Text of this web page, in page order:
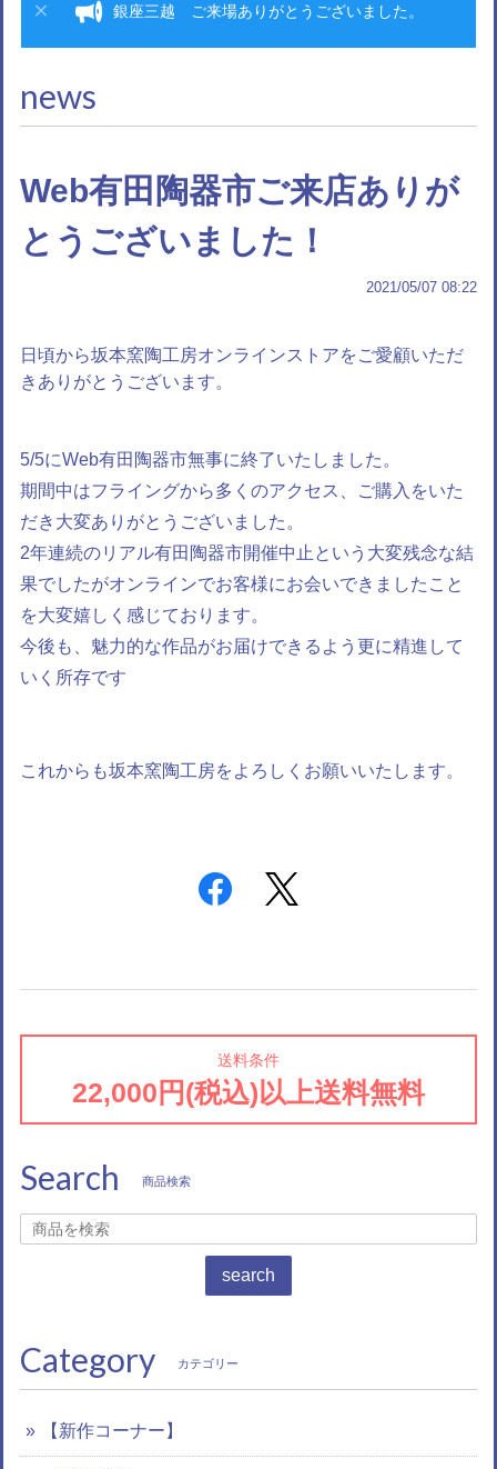
銀座三越 ご来場ありがとうございました。
news
Web有田陶器市ご来店ありが
とうございました！
2021/05/07 08:22
日頃から坂本窯陶工房オンラインストアをご愛顧いただ
きありがとうございます。
5/5にWeb有田陶器市無事に終了いたしました。
期間中はフライングから多くのアクセス、ご購入をいた
だき大変ありがとうございました。
2年連続のリアル有田陶器市開催中止という大変残念な結
果でしたがオンラインでお客様にお会いできましたこと
を大変嬉しく感じております。
今後も、魅力的な作品がお届けできるよう更に精進して
いく所存です
これからも坂本窯陶工房をよろしくお願いいたします。
送料条件
22,000円(税込)以上送料無料
Search 商品検索
search
Category カテゴリー
【新作コーナー】